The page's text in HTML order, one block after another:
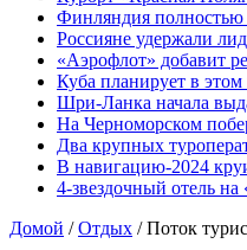
Финляндия полностью
Россияне удержали
«Аэрофлот» добавит
Куба планирует в
Шри-Ланка начала
На Черноморском
Два крупных
В навигацию-2024
4-звездочный отель
Домой / Отдых / Поток